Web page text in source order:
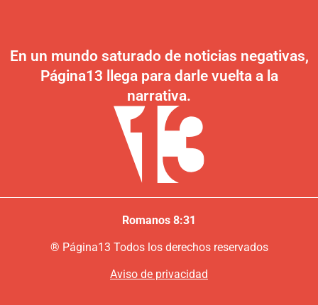
En un mundo saturado de noticias negativas,
Página13 llega para darle vuelta a la
narrativa.
Romanos 8:31
® Página13 Todos los derechos reservados
Aviso de privacidad